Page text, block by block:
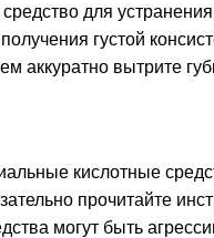
для
густой
аккуратно вытрите
кислотные
прочитайте
могут быть